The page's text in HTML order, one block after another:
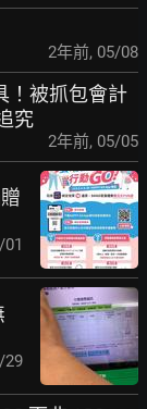
2年前, 05/08
！被抓包會計
究
2年前, 05/05
01
29